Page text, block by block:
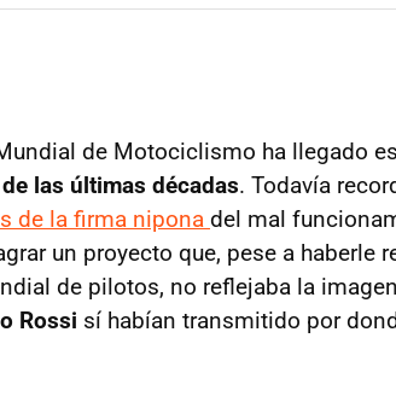
de Motociclismo ha llegado
las últimas décadas. Todavía
de la firma nipona del mal
un proyecto que, pese a haberle
de pilotos, no reflejaba la
Rossi sí habían transmitido por